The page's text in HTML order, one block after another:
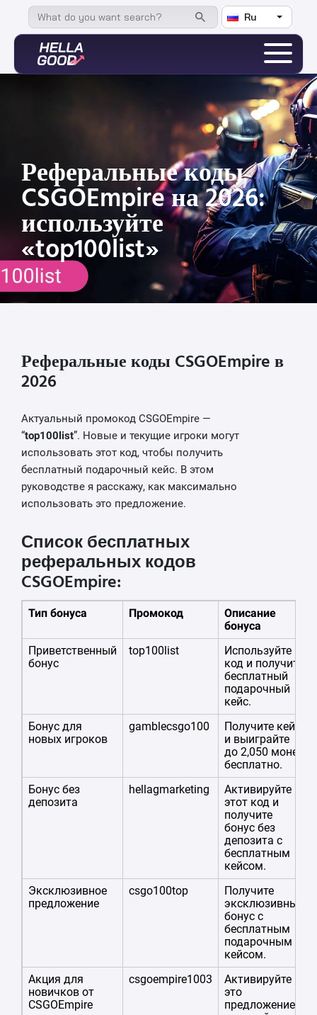
Ru
Реферальные коды
CSGOEmpire на 2026:
используйте
«top100list»
Реферальные коды CSGOEmpire в
2026
Актуальный промокод CSGOEmpire —
“top100list”. Новые и текущие игроки могут
использовать этот код, чтобы получить
бесплатный подарочный кейс. В этом
руководстве я расскажу, как максимально
использовать это предложение.
Список бесплатных
реферальных кодов
CSGOEmpire:
Тип бонуса Промокод
Описание
бонуса
Приветственный
бонус
top100list
Используйте
код и получите
бесплатный
подарочный
кейс.
Бонус для
новых игроков
gamblecsgo100
Получите кейс
и выиграйте
до 2,050 монет
бесплатно.
Бонус без
депозита
hellagmarketing
Активируйте
этот код и
получите
бонус без
депозита с
бесплатным
кейсом.
Эксклюзивное
предложение
csgo100top
Получите
эксклюзивный
бонус с
бесплатным
подарочным
кейсом.
Акция для
новичков от
CSGOEmpire
csgoempire1003
Активируйте
это
предложение и